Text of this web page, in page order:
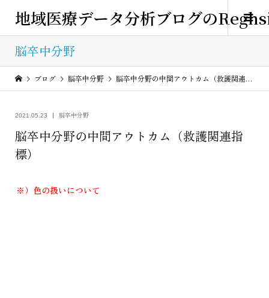
地域医療データ分析ブログの
脳卒中分野
ブログ 脳卒中分野 脳卒中分野の中間アウトカム（救護関連指標）
2021.05.23 脳卒中分野
脳卒中分野の中間アウトカム（救護関連指
標）
※）色の扱いについて